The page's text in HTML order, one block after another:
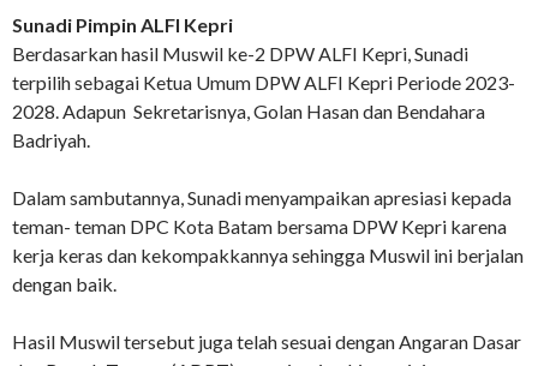
Sunadi Pimpin ALFI Kepri
Berdasarkan hasil Muswil ke-2 DPW ALFI Kepri, Sunadi
terpilih sebagai Ketua Umum DPW ALFI Kepri Periode 2023-
2028. Adapun Sekretarisnya, Golan Hasan dan Bendahara
Badriyah.
Dalam sambutannya, Sunadi menyampaikan apresiasi kepada
teman- teman DPC Kota Batam bersama DPW Kepri karena
kerja keras dan kekompakkannya sehingga Muswil ini berjalan
dengan baik.
Hasil Muswil tersebut juga telah sesuai dengan Angaran Dasar